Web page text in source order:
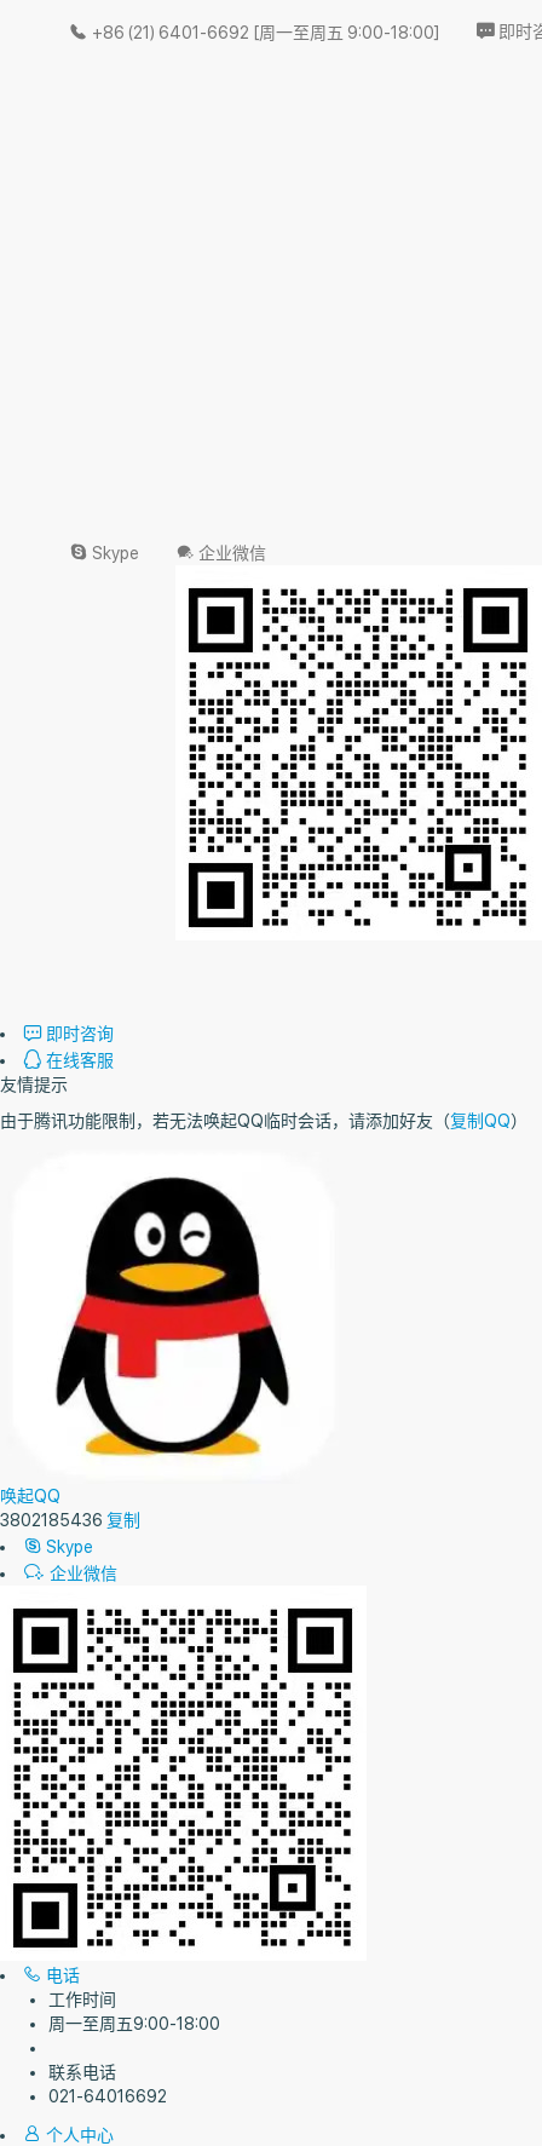
+86 (21) 6401-6692 [周一至周五 9:00-18:00] 即时
Skype 企业微信
即时咨询
在线客服
友情提示
由于腾讯功能限制，若无法唤起QQ临时会话，请添加好友（复制QQ）
唤起QQ
3802185436 复制
Skype
企业微信
电话
工作时间
周一至周五9:00-18:00
联系电话
021-64016692
个人中心